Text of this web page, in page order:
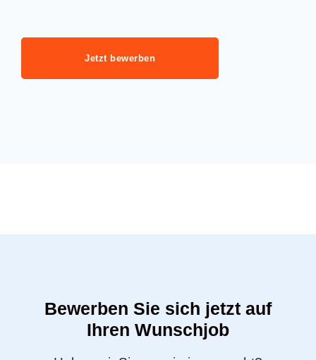
Jetzt bewerben
Bewerben Sie sich jetzt auf
Ihren Wunschjob